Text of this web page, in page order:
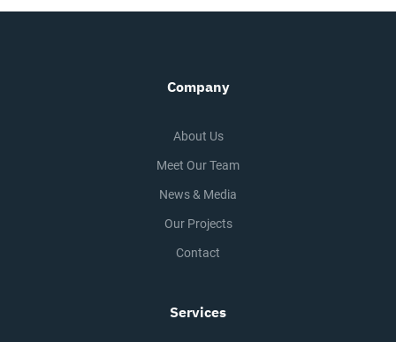
Company
About Us
Meet Our Team
News & Media
Our Projects
Contact
Services